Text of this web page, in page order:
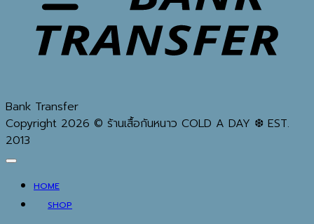
Bank Transfer
Copyright 2026 © ร้านเสื้อกันหนาว COLD A DAY ❆ EST.
2013
HOME
SHOP